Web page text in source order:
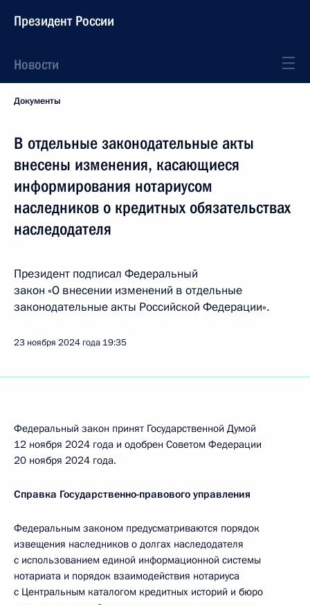
Президент России
Новости
Документы
В отдельные законодательные акты
внесены изменения, касающиеся
информирования нотариусом
наследников о кредитных обязательствах
наследодателя
Президент подписал Федеральный
закон «О внесении изменений в отдельные
законодательные акты Российской Федерации».
23 ноября 2024 года 19:35
Федеральный закон принят Государственной Думой
12 ноября 2024 года и одобрен Советом Федерации
20 ноября 2024 года.
Справка Государственно-правового управления
Федеральным законом предусматриваются порядок
извещения наследников о долгах наследодателя
с использованием единой информационной системы
нотариата и порядок взаимодействия нотариуса
с Центральным каталогом кредитных историй и бюро